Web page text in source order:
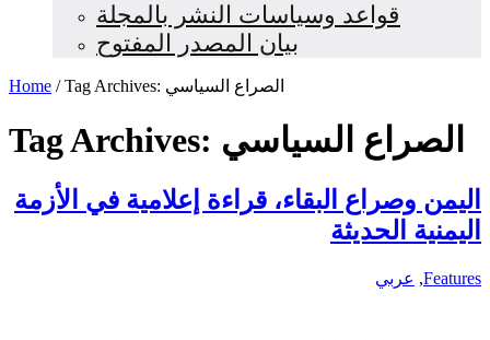
قواعد وسياسات النشر بالمجلة
بيان المصدر المفتوح
Home / Tag Archives: الصراع السياسي
Tag Archives: الصراع السياسي
اليمن وصراع البقاء، قراءة إعلامية في الأزمة
اليمنية الحديثة
Features
, عربي